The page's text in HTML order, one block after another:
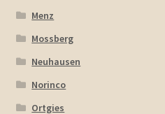
Menz
Mossberg
Neuhausen
Norinco
Ortgies